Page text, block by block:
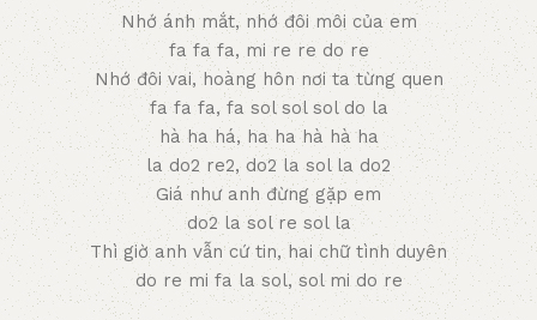
Nhớ ánh mắt, nhớ đôi môi của em
fa fa fa, mi re re do re
Nhớ đôi vai, hoàng hôn nơi ta từng quen
fa fa fa, fa sol sol sol do la
hà ha há, ha ha hà hà ha
la do2 re2, do2 la sol la do2
Giá như anh đừng gặp em
do2 la sol re sol la
Thì giờ anh vẫn cứ tin, hai chữ tình duyên
do re mi fa la sol, sol mi do re